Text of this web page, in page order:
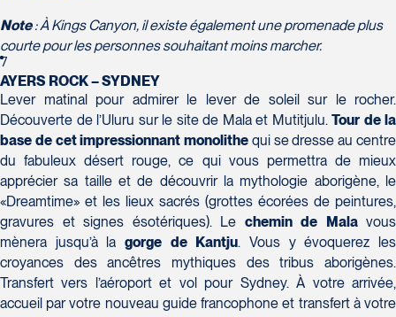
Note: À Kings Canyon, il existe également une promenade plus
courte pour les personnes souhaitant moins marcher.
7
AYERS ROCK – SYDNEY
Lever matinal pour admirer le lever de soleil sur le rocher.
Découverte de l’Uluru sur le site de Mala et Mutitjulu. Tour de la
base de cetimpressionnant monolithe qui se dresse au centre
du fabuleux désert rouge, ce qui vous permettra de mieux
apprécier sa taille et de découvrir la mythologie aborigène, le
«Dreamtime» et les lieux sacrés (grottes écorées de peintures,
gravures et signes ésotériques). Le chemin de Malavous
mènera jusqu’à la gorge de Kantju. Vous y évoquerez les
croyances des ancêtres mythiques des tribus aborigènes.
Transfert vers l’aéroport et vol pour Sydney. À votre arrivée,
accueil par votre nouveau guide francophone et transfert à votre
Brossard
J4W 1L9
Tél :450-671-6654 / 1-888-461-6654
Voyages Tourbec Lapointe
1000 Boulevard Monseigneur Langlois -
Local 150
Salaberry-de-Valleyfield
J6S 0J7
Tél :450-373-1475
Voyages Paradis
2500 rue Beaurevoir, local 340
Québec
G2C 0M4
Tél :418-659-6650